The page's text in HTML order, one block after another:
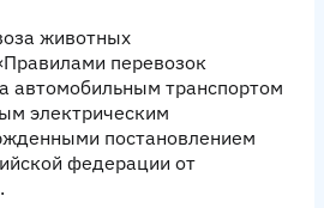
животных
перевозок
автомобильным транспортом
электрическим
постановлением
федерации от